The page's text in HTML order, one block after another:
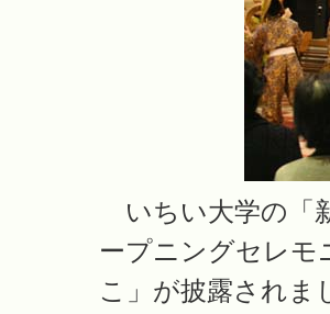
いちい大学の「
ープニングセレモ
こ」が披露されま